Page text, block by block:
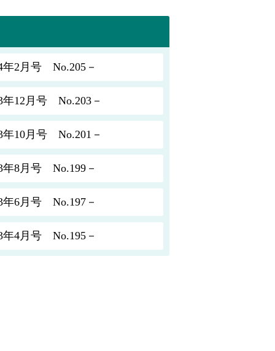
2月号 No.205－
12月号 No.203－
10月号 No.201－
8月号 No.199－
6月号 No.197－
4月号 No.195－